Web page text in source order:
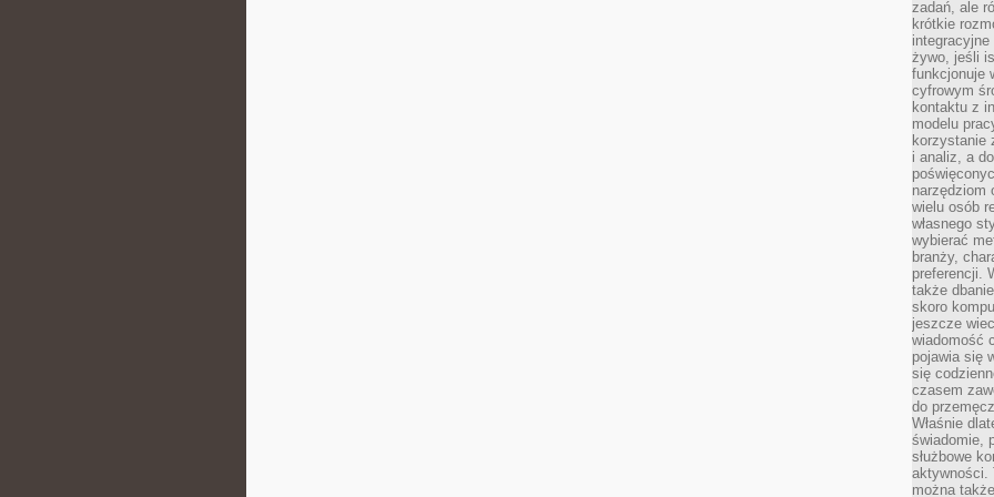
zadań, ale
krótkie
żywo, jeśli
funkcjonuje
cyfrowym
kontaktu z
modelu
korzystanie
i analiz, a
narzędziom
wielu osób
własnego
wybierać
branży,
preferencji.
także
skoro
jeszcze
wiadomość
pojawia się
się
czasem
do
Właśnie
świadomie,
służbowe
aktywności.
można